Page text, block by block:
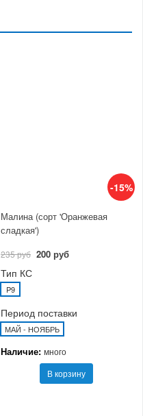
-15%
Малина (сорт 'Оранжевая
сладкая')
235 руб 200 руб
Тип КС
P9
Период поставки
МАЙ - НОЯБРЬ
Наличие: много
В корзину